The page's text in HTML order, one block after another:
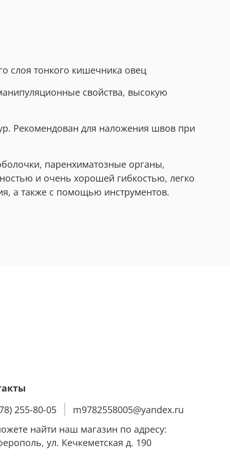
слоя тонкого кишечника овец
свойства, высокую
Рекомендован для наложения швов при
паренхиматозные органы,
и очень хорошей гибкостью, легко
а также с помощью инструментов.
255-80-05
m9782558005@yandex.ru
найти наш магазин по адресу:
ул. Кечкеметская д. 190